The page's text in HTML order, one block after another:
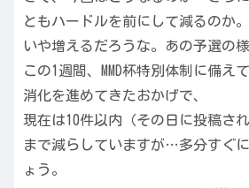
ともハードルを前にして減るのか。
いや増えるだろうな。あの予選の
この1週間、MMD杯特別体制に備え
消化を進めてきたおかげで、
現在は10件以内（その日に投稿さ
まで減らしていますが…多分すぐ
ょう。